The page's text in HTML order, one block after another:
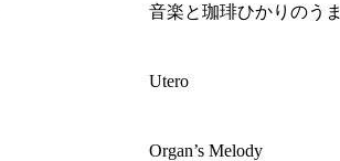
音楽と珈琲ひかりのうま
Utero
Organ’s Melody